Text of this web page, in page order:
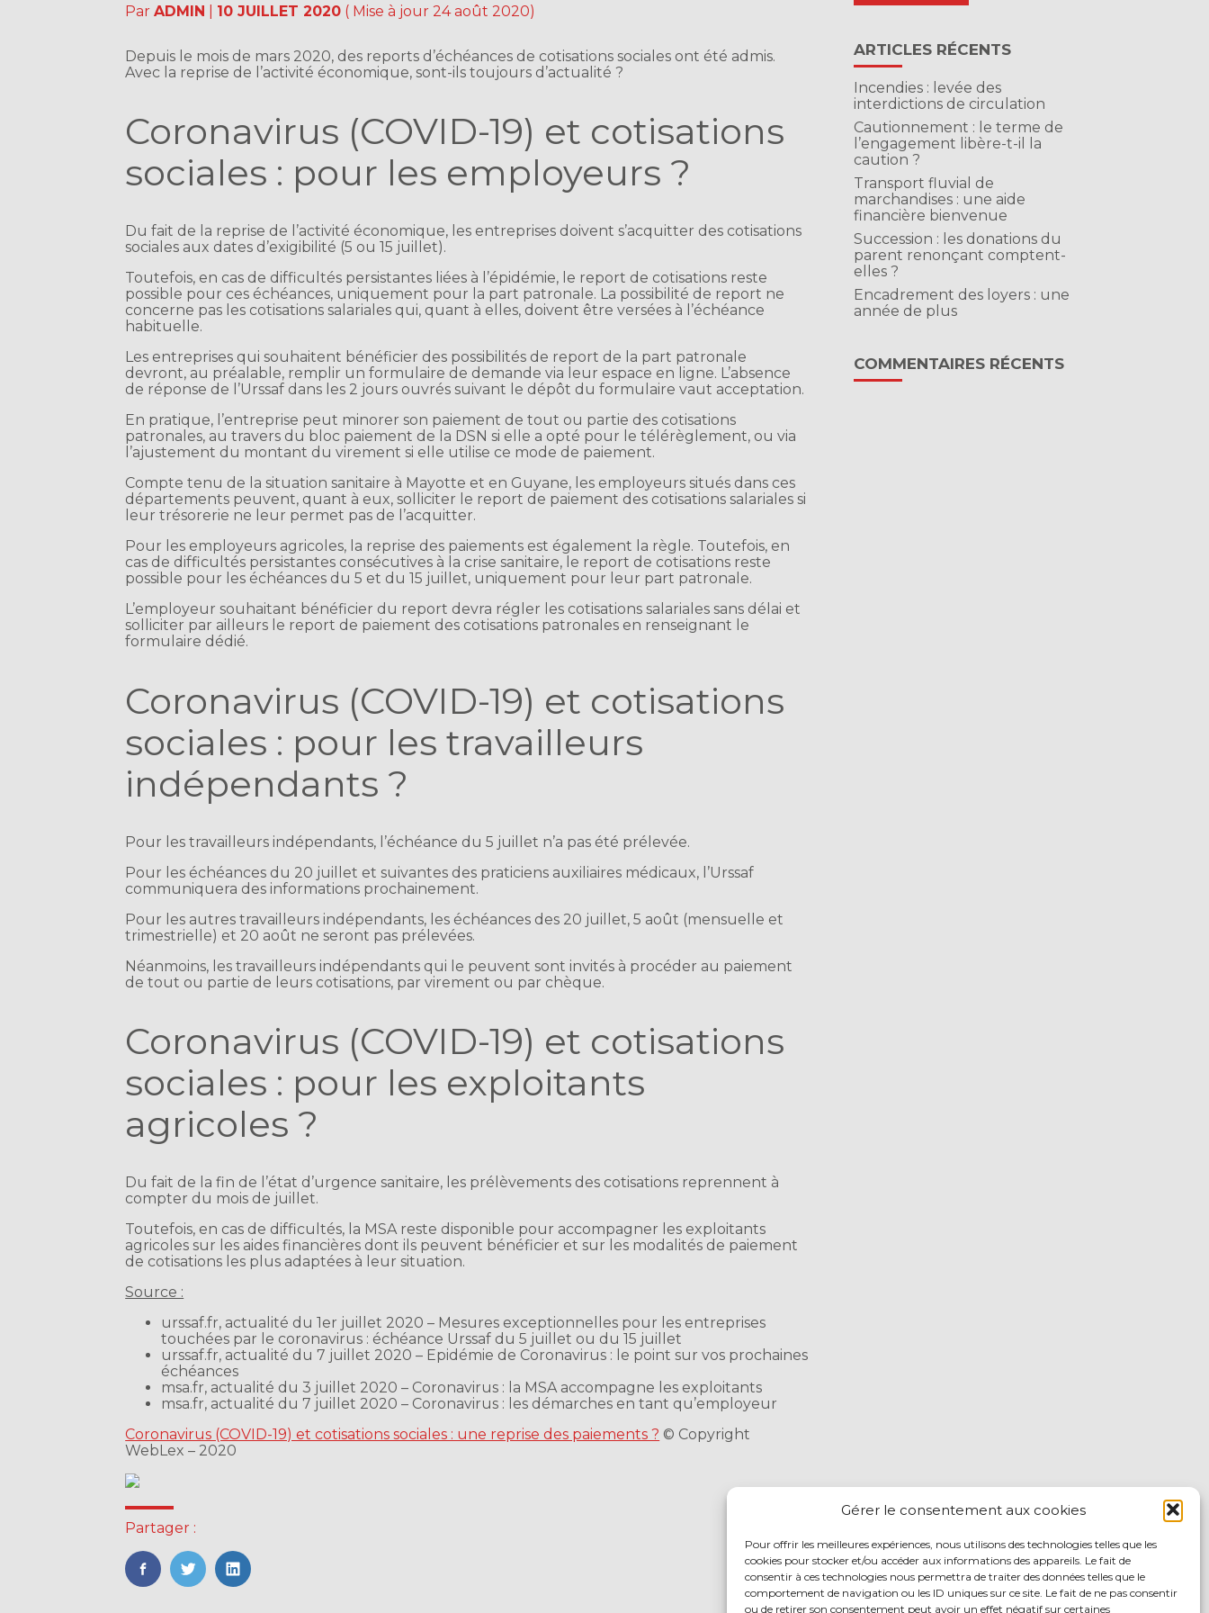
Gérer le consentement aux cookies
Pour offrir les meilleures expériences, nous utilisons des technologies telles que les
cookies pour stocker et/ou accéder aux informations des appareils. Le fait de
consentir à ces technologies nous permettra de traiter des données telles que le
comportement de navigation ou les ID uniques sur ce site. Le fait de ne pas consentir
ou de retirer son consentement peut avoir un effet négatif sur certaines
ParADMIN 10 JUILLET 2020 ( Mise à jour 24 août 2020)
Depuis le mois de mars 2020, des reports d’échéances de cotisations sociales ont été admis.
Avec la reprise de l’activité économique, sont-ils toujours d’actualité ?
Coronavirus (COVID-19) et cotisations
sociales : pour les employeurs ?
Du fait de la reprise de l’activité économique, les entreprises doivent s’acquitter des cotisations
sociales aux dates d’exigibilité (5 ou 15 juillet).
Toutefois, en cas de difficultés persistantes liées à l’épidémie, le report de cotisations reste
possible pour ces échéances, uniquement pour la part patronale. La possibilité de report ne
concerne pas les cotisations salariales qui, quant à elles, doivent être versées à l’échéance
habituelle.
Les entreprises qui souhaitent bénéficier des possibilités de report de la part patronale
devront, au préalable, remplir un formulaire de demande via leur espace en ligne. L’absence
de réponse de l’Urssaf dans les 2 jours ouvrés suivant le dépôt du formulaire vaut acceptation.
En pratique, l’entreprise peut minorer son paiement de tout ou partie des cotisations
patronales, au travers du bloc paiement de la DSN si elle a opté pour le télérèglement, ou via
l’ajustement du montant du virement si elle utilise ce mode de paiement.
Compte tenu de la situation sanitaire à Mayotte et en Guyane, les employeurs situés dans ces
départements peuvent, quant à eux, solliciter le report de paiement des cotisations salariales si
leur trésorerie ne leur permet pas de l’acquitter.
Pour les employeurs agricoles, la reprise des paiements est également la règle. Toutefois, en
cas de difficultés persistantes consécutives à la crise sanitaire, le report de cotisations reste
possible pour les échéances du 5 et du 15 juillet, uniquement pour leur part patronale.
L’employeur souhaitant bénéficier du report devra régler les cotisations salariales sans délai et
solliciter par ailleurs le report de paiement des cotisations patronales en renseignant le
formulaire dédié.
Coronavirus (COVID-19) et cotisations
sociales : pour les travailleurs
indépendants ?
Pour les travailleurs indépendants, l’échéance du 5 juillet n’a pas été prélevée.
Pour les échéances du 20 juillet et suivantes des praticiens auxiliaires médicaux, l’Urssaf
communiquera des informations prochainement.
Pour les autres travailleurs indépendants, les échéances des 20 juillet, 5 août (mensuelle et
trimestrielle) et 20 août ne seront pas prélevées.
Néanmoins, les travailleurs indépendants qui le peuvent sont invités à procéder au paiement
de tout ou partie de leurs cotisations, par virement ou par chèque.
Coronavirus (COVID-19) et cotisations
sociales : pour les exploitants
agricoles ?
Du fait de la fin de l’état d’urgence sanitaire, les prélèvements des cotisations reprennent à
compter du mois de juillet.
Toutefois, en cas de difficultés, la MSA reste disponible pour accompagner les exploitants
agricoles sur les aides financières dont ils peuvent bénéficier et sur les modalités de paiement
de cotisations les plus adaptées à leur situation.
Source :
urssaf.fr, actualité du 1er juillet 2020 – Mesures exceptionnelles pour les entreprises
touchées par le coronavirus : échéance Urssaf du 5 juillet ou du 15 juillet
urssaf.fr, actualité du 7 juillet 2020 – Epidémie de Coronavirus : le point sur vos prochaines
échéances
msa.fr, actualité du 3 juillet 2020 – Coronavirus : la MSA accompagne les exploitants
msa.fr, actualité du 7 juillet 2020 – Coronavirus : les démarches en tant qu’employeur
Coronavirus (COVID-19) et cotisations sociales : une reprise des paiements ? © Copyright
WebLex – 2020
Partager :
FaceBook
TwitterLinkedIn
ARTICLES RÉCENTS
Incendies : levée des
interdictions de circulation
Cautionnement : le terme de
l’engagement libère-t-il la
caution ?
Transport fluvial de
marchandises : une aide
financière bienvenue
Succession : les donations du
parent renonçant comptent-
elles ?
Encadrement des loyers : une
année de plus
COMMENTAIRES RÉCENTS